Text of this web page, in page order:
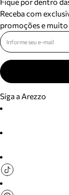
Receba com
promoções e muito
Siga a Arezzo